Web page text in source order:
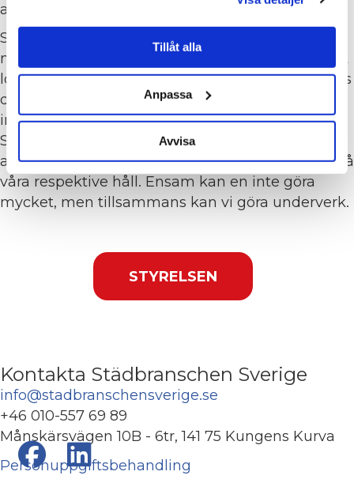
Tillåt alla
Anpassa
Avvisa
arbetet.
Städbranschen Sveriges medlemmar,
medarbetare och samverkanspartners är lyckligt
lottade att just vår bransch fick en del av Mårtens
driv, passion och kunskap. Mårten är en av
initiativtagarna som samlat oss under
Städbranschen Sverige, och för att tillsammans
arbeta med de hjärtefrågor vi alla arbetar med på
våra respektive håll. Ensam kan en inte göra
mycket, men tillsammans kan vi göra underverk.
STYRELSEN
Kontakta Städbranschen Sverige
info@stadbranschensverige.se
+46 010-557 69 89
Månskärsvägen 10B - 6tr, 141 75 Kungens Kurva
Personuppgiftsbehandling